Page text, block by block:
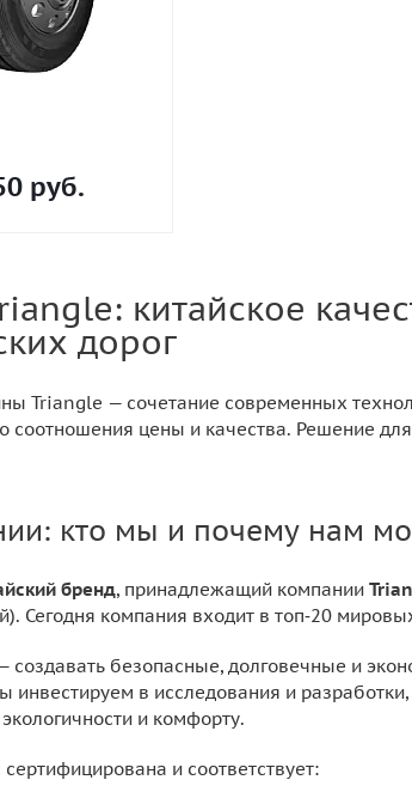
руб.
китайское
дорог
Triangle — сочетание современных
соотношения цены и качества. Решение
кто мы и почему нам
бренд, принадлежащий компании
Сегодня компания входит в топ‑20
создавать безопасные, долговечные и
в исследования и
и комфорту.
и соответствует: